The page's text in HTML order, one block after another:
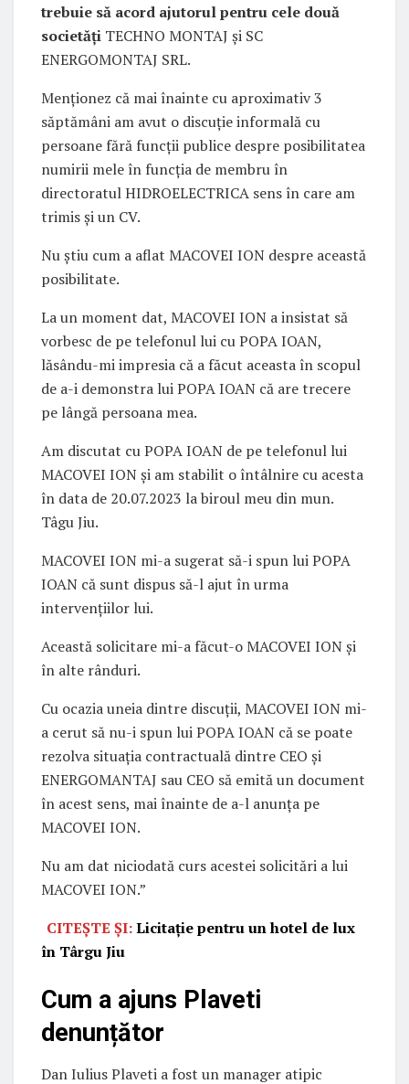
trebuie să acord ajutorul pentru cele două
societăți TECHNO MONTAJ și SC
ENERGOMONTAJ SRL.
Menționez că mai înainte cu aproximativ 3
săptămâni am avut o discuție informală cu
persoane fără funcții publice despre posibilitatea
numirii mele în funcția de membru în
directoratul HIDROELECTRICA sens în care am
trimis și un CV.
Nu știu cum a aflat MACOVEI ION despre această
posibilitate.
La un moment dat, MACOVEI ION a insistat să
vorbesc de pe telefonul lui cu POPA IOAN,
lăsându-mi impresia că a făcut aceasta în scopul
de a-i demonstra lui POPA IOAN că are trecere
pe lângă persoana mea.
Am discutat cu POPA IOAN de pe telefonul lui
MACOVEI ION și am stabilit o întâlnire cu acesta
în data de 20.07.2023 la biroul meu din mun.
Tâgu Jiu.
MACOVEI ION mi-a sugerat să-i spun lui POPA
IOAN că sunt dispus să-l ajut în urma
intervențiilor lui.
Această solicitare mi-a făcut-o MACOVEI ION și
în alte rânduri.
Cu ocazia uneia dintre discuții, MACOVEI ION mi-
a cerut să nu-i spun lui POPA IOAN că se poate
rezolva situația contractuală dintre CEO și
ENERGOMANTAJ sau CEO să emită un document
în acest sens, mai înainte de a-l anunța pe
MACOVEI ION.
Nu am dat niciodată curs acestei solicitări a lui
MACOVEI ION.”
CITEȘTE ȘI:Licitație pentru un hotel de lux
în Târgu Jiu
Cum a ajuns Plaveti
denunțător
Dan Iulius Plaveti a fost un manager atipic